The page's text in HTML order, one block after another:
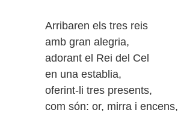
Arribaren els tres reis
amb gran alegria,
adorant el Rei del Cel
en una establia,
oferint-li tres presents,
com són: or, mirra i encens,